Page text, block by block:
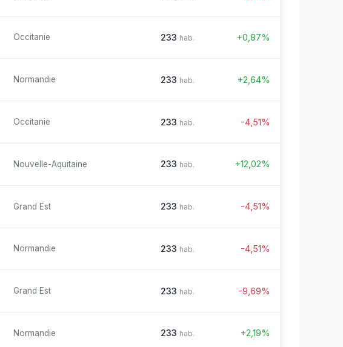
Occitanie 233 hab. +0,87%
Normandie 233 hab. +2,64%
Occitanie 233 hab. -4,51%
Nouvelle-Aquitaine 233 hab. +12,02%
Grand Est 233 hab. -4,51%
Normandie 233 hab. -4,51%
Grand Est 233 hab. -9,69%
Normandie 233 hab. +2,19%